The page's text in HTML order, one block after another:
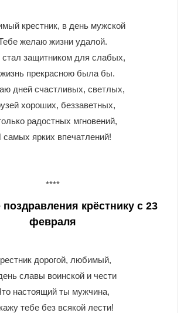
крестник, в день мужской
желаю жизни удалой.
стал защитником для слабых,
прекрасною была бы.
дней счастливых, светлых,
хороших, беззаветных,
радостных мгновений,
самых ярких впечатлений!
****
крёстнику с 23
февраля
дорогой, любимый,
славы воинской и чести
настоящий ты мужчина,
тебе без всякой лести!